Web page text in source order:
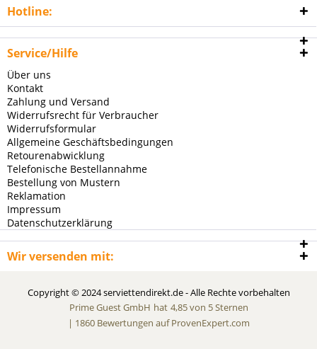
Hotline:
Service/Hilfe
Über uns
Kontakt
Zahlung und Versand
Widerrufsrecht für Verbraucher
Widerrufsformular
Allgemeine Geschäftsbedingungen
Retourenabwicklung
Telefonische Bestellannahme
Bestellung von Mustern
Reklamation
Impressum
Datenschutzerklärung
Wir versenden mit:
Copyright © 2024 serviettendirekt.de - Alle Rechte vorbehalten
Prime Guest GmbH hat 4,85von 5Sternen
| 1860Bewertungen auf ProvenExpert.com